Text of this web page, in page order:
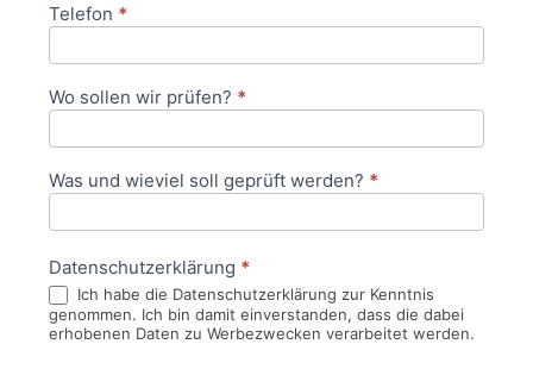
Telefon *
Wo sollen wir prüfen? *
Was und wieviel soll geprüft werden? *
Datenschutzerklärung *
Ich habe die Datenschutzerklärung zur Kenntnis
genommen. Ich bin damit einverstanden, dass die dabei
erhobenen Daten zu Werbezwecken verarbeitet werden.